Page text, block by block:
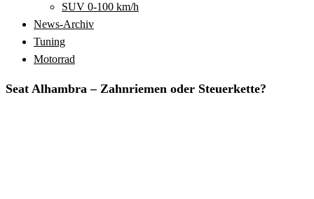
SUV 0-100 km/h
News-Archiv
Tuning
Motorrad
Seat Alhambra – Zahnriemen oder Steuerkette?